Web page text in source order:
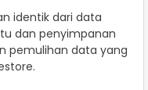
identik dari data
dan penyimpanan
pemulihan data yang